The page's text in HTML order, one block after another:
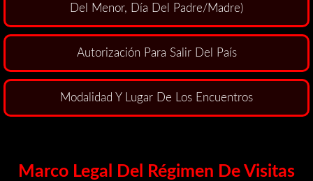
Del Menor, Día Del Padre/Madre)
Autorización Para Salir Del País
Modalidad Y Lugar De Los Encuentros
Marco Legal Del Régimen De Visitas